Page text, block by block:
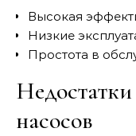
Высокая
Низкие
Простота в
насосов